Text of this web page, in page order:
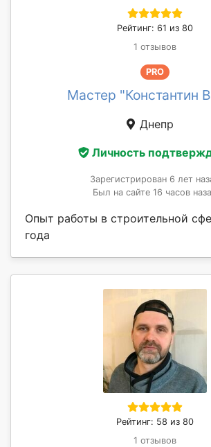
Рейтинг: 61 из 80
1 отзывов
PRO
Мастер "Константин
Днепр
Личность
Зарегистрирован 6 лет
Был на сайте 16 часов
Опыт работы в строительной
года
Рейтинг: 58 из 80
1 отзывов